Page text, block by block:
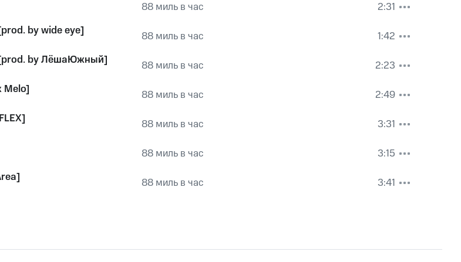
88 миль в час
2:31
by wide eye]
88 миль в час
1:42
by ЛёшаЮжный]
88 миль в час
2:23
Melo]
88 миль в час
2:49
88 миль в час
3:31
88 миль в час
3:15
88 миль в час 3:41